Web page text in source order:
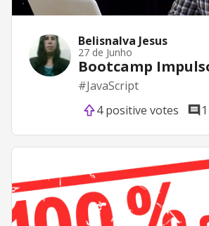
Belisnalva Jesus
27 de Junho
Bootcamp
#JavaScript
4 positive votes